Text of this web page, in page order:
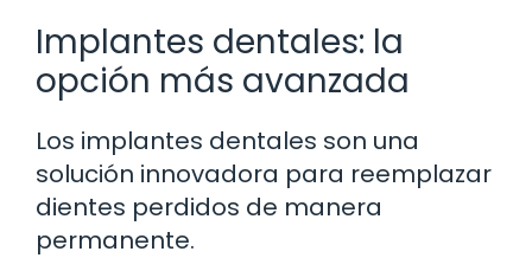
Implantes dentales: la
opción más avanzada
Los implantes dentales son una
solución innovadora para reemplazar
dientes perdidos de manera
permanente.